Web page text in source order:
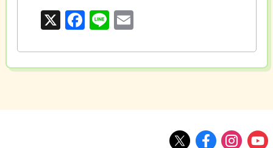
X F
a
c
e
o
Li
n
e
E
ai
l